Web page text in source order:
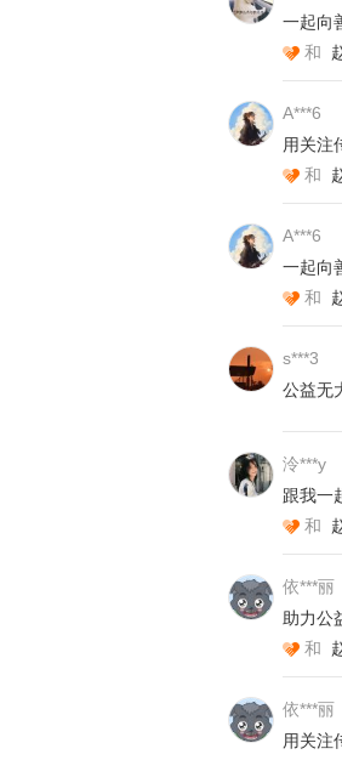
今年春节期
来到医院。
息后，我彻
一起向
和
A***6
用关注
和
A***6
一起向
和
s***3
公益无
泠***y
跟我一
和
依***丽
助力公
和
依***丽
用关注